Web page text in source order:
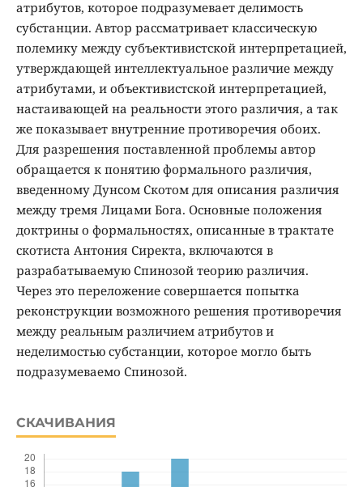
атрибутов, которое подразумевает делимость
субстанции. Автор рассматривает классическую
полемику между субъективистской интерпретацией,
утверждающей интеллектуальное различие между
атрибутами, и объективистской интерпретацией,
настаивающей на реальности этого различия, а так
же показывает внутренние противоречия обоих.
Для разрешения поставленной проблемы автор
обращается к понятию формального различия,
введенному Дунсом Скотом для описания различия
между тремя Лицами Бога. Основные положения
доктрины о формальностях, описанные в трактате
скотиста Антония Сиректа, включаются в
разрабатываемую Спинозой теорию различия.
Через это переложение совершается попытка
реконструкции возможного решения противоречия
между реальным различием атрибутов и
неделимостью субстанции, которое могло быть
подразумеваемо Спинозой.
СКАЧИВАНИЯ